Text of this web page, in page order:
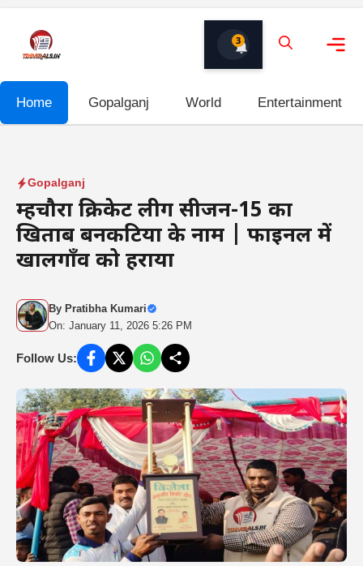
content
3
Home Gopalganj World Entertainment
Gopalganj
ब्रम्हचौरा क्रिकेट लीग सीजन-15 का
खिताब बनकटिया के नाम | फाइनल में
खालगाँव को हराया
By Pratibha Kumari
On: January 11, 2026 5:26 PM
Follow Us: